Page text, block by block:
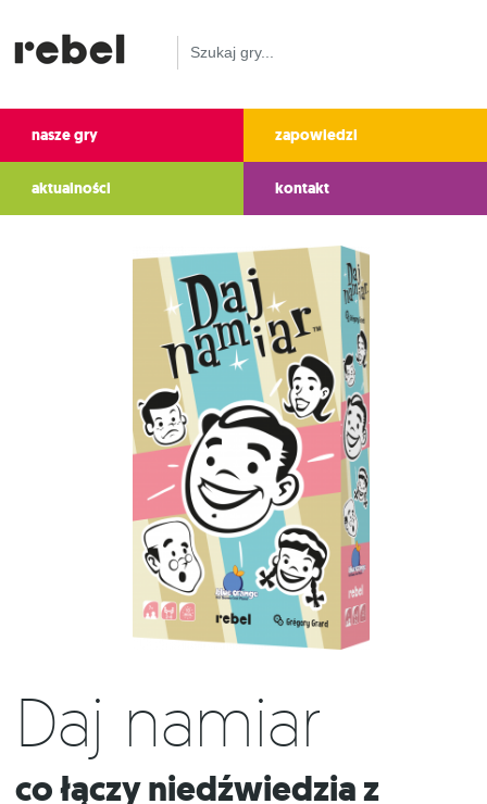
nasze gry zapowiedzi
aktualności kontakt
Daj namiar
Co łączy niedźwiedzia z